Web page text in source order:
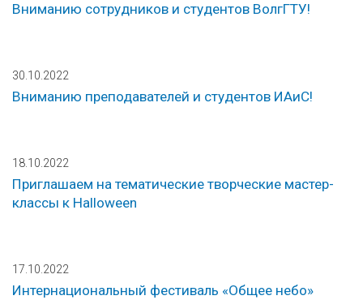
Вниманию сотрудников и студентов ВолгГТУ!
30.10.2022
Вниманию преподавателей и студентов ИАиС!
18.10.2022
Приглашаем на тематические творческие мастер-
классы к Halloween
17.10.2022
Интернациональный фестиваль «Общее небо»